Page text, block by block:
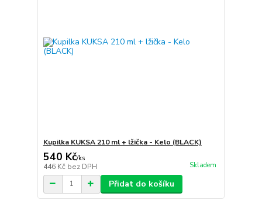
Kupilka KUKSA 210 ml + lžička - Kelo (BLACK)
540 Kč/ks
446 Kč bez DPH Skladem
Přidat do košíku